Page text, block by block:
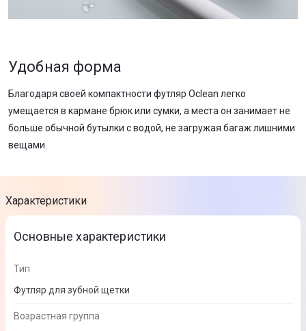
Удобная форма
Благодаря своей компактности футляр Oclean легко
умещается в кармане брюк или сумки, а места он занимает не
больше обычной бутылки с водой, не загружая багаж лишними
вещами.
Характеристики
Основные характеристики
Тип
Футляр для зубной щетки
Возрастная группа